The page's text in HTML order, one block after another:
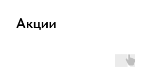
Акции